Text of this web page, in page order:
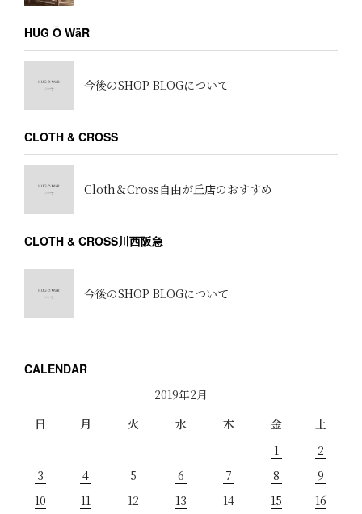
HUG Ō WäR
今後のSHOP BLOGについて
CLOTH & CROSS
Cloth＆Cross自由が丘店のおすすめ
CLOTH & CROSS川西阪急
今後のSHOP BLOGについて
CALENDAR
2019年2月
日
月 火 水 木 金
土
1
2
3
4 5 6 7 8
9
10
11 12 13 14 15
16